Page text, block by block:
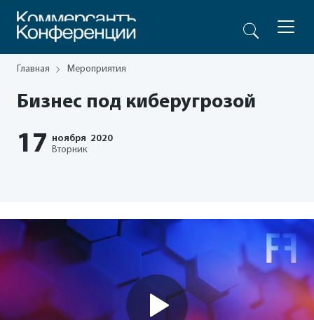
Главная Мероприятия
Бизнес под киберугрозой
17 ноября 2020
Вторник